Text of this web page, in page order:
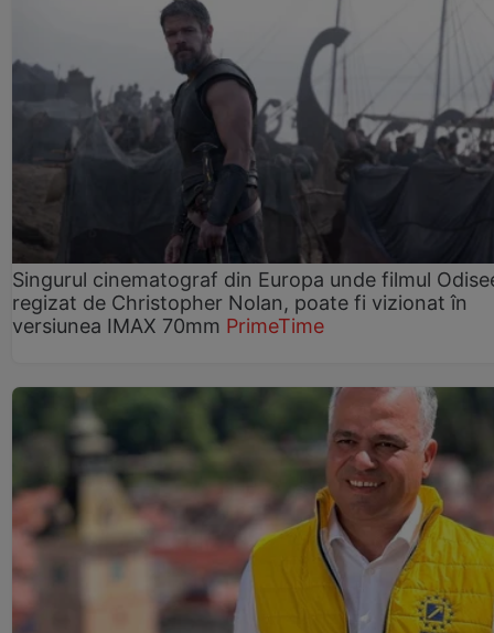
Singurul cinematograf din Europa unde filmul
regizat de Christopher Nolan, poate fi vizionat în
versiunea IMAX 70mm PrimeTime